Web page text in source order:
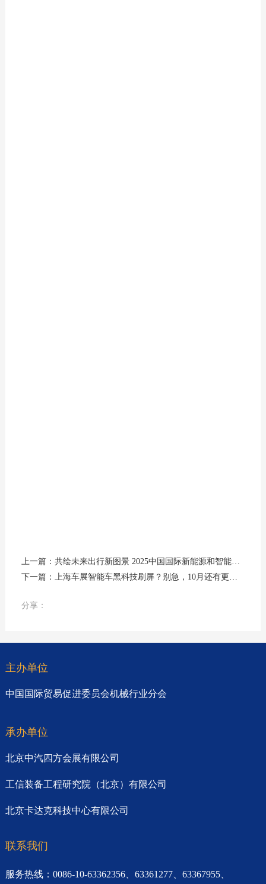
上一篇：共绘未来出行新图景 2025中国国际新能源和智能网联汽车展览会定档10月启幕
分享：
主办单位
中国国际贸易促进委员会机械行业分会
承办单位
北京中汽四方会展有限公司
工信装备工程研究院（北京）有限公司
北京卡达克科技中心有限公司
联系我们
服务热线：0086-10-63362356、63361277、63367955、